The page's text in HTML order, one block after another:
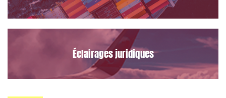
Éclairages juridiques